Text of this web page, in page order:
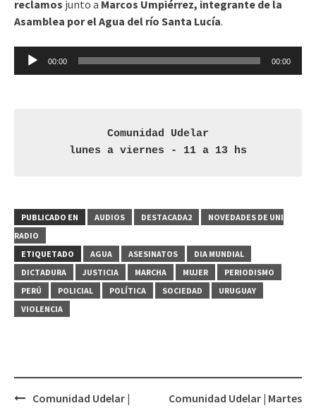
reclamos junto a Marcos Umpiérrez, integrante de la
Asamblea por el Agua del río Santa Lucía.
Reproductor
00:00 00:00
Comunidad Udelar
lunes a viernes - 11 a 13 hs
PUBLICADO EN AUDIOS DESTACADA2
NOVEDADES DE UNI
RADIO
ETIQUETADO
AGUA ASESINATOS
DIA MUNDIAL
DICTADURA
JUSTICIA MARCHA MUJER
PERIODISMO
PERÚ
POLICIAL POLÍTICA SOCIEDAD
URUGUAY
VIOLENCIA
Comunidad Udelar |
Comunidad Udelar | Martes